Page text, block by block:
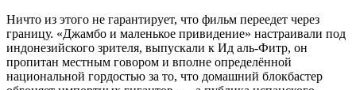
Ничто из этого не гарантирует, что фильм переедет через
границу. «Джамбо и маленькое привидение» настраивали под
индонезийского зрителя, выпускали к Ид аль-Фитр, он
пропитан местным говором и вполне определённой
национальной гордостью за то, что домашний блокбастер